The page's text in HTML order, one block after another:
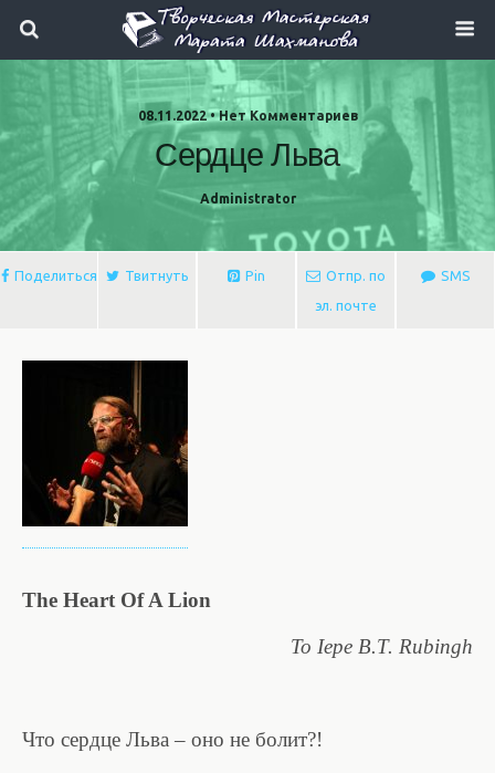
08.11.2022 • Нет Комментариев
Сердце Льва
Administrator
Поделиться Твитнуть Pin
Отпр. по
эл. почте
SMS
The Heart Of A Lion
To Iepe B.T. Rubingh
Что сердце Льва – оно не болит?!